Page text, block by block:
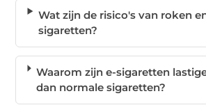
Wat zijn de risico's van roken
sigaretten?
Waarom zijn e-sigaretten
dan normale sigaretten?